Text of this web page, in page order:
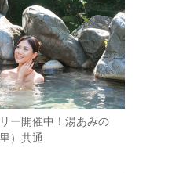
ー開催中！湯あみの
）共通